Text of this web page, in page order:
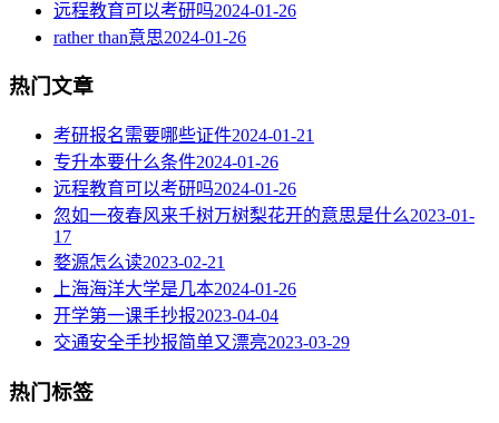
远程教育可以考研吗2024-01-26
rather than意思2024-01-26
热门文章
考研报名需要哪些证件2024-01-21
专升本要什么条件2024-01-26
远程教育可以考研吗2024-01-26
忽如一夜春风来千树万树梨花开的意思是什么2023-01-
17
婺源怎么读2023-02-21
上海海洋大学是几本2024-01-26
开学第一课手抄报2023-04-04
交通安全手抄报简单又漂亮2023-03-29
热门标签